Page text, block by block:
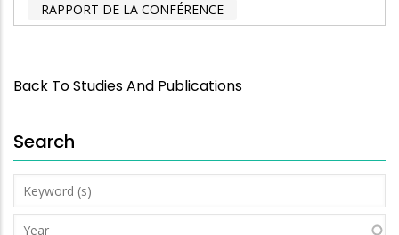
RAPPORT DE LA CONFÉRENCE
Back To Studies And Publications
Search
Keyword
(s)
Year